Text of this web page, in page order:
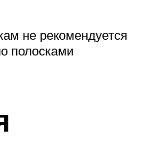
не рекомендуется
полосками